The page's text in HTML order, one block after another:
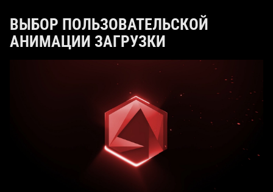
ВЫБОР ПОЛЬЗОВАТЕЛЬСКОЙ
АНИМАЦИИ ЗАГРУЗКИ